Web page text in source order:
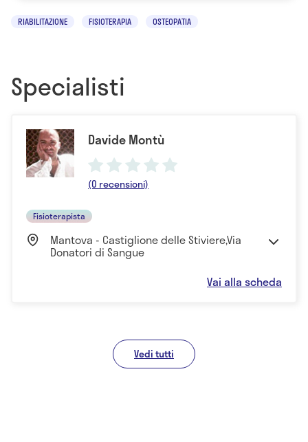
RIABILITAZIONE FISIOTERAPIA OSTEOPATIA
Specialisti
Davide Montù
(0 recensioni)
Fisioterapista
Mantova - Castiglione delle Stiviere,Via
Donatori di Sangue
Vai alla scheda
Vedi tutti